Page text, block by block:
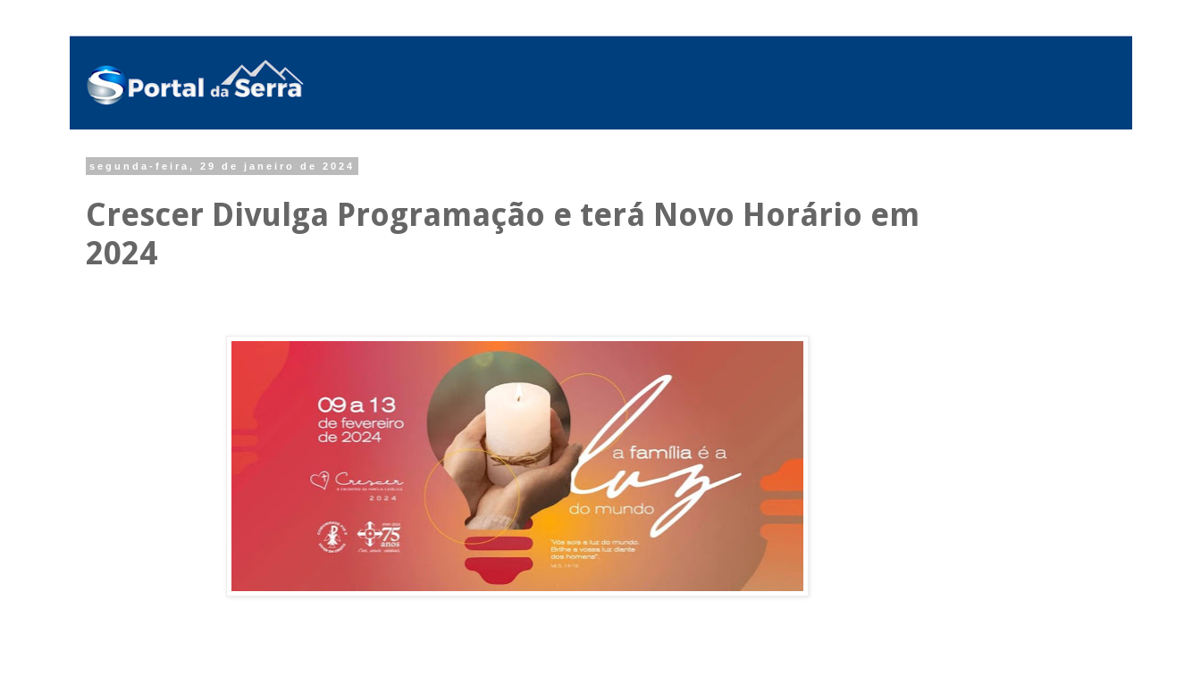
segunda-feira, 29 de janeiro de 2024
Crescer Divulga Programação e terá Novo Horário em
2024